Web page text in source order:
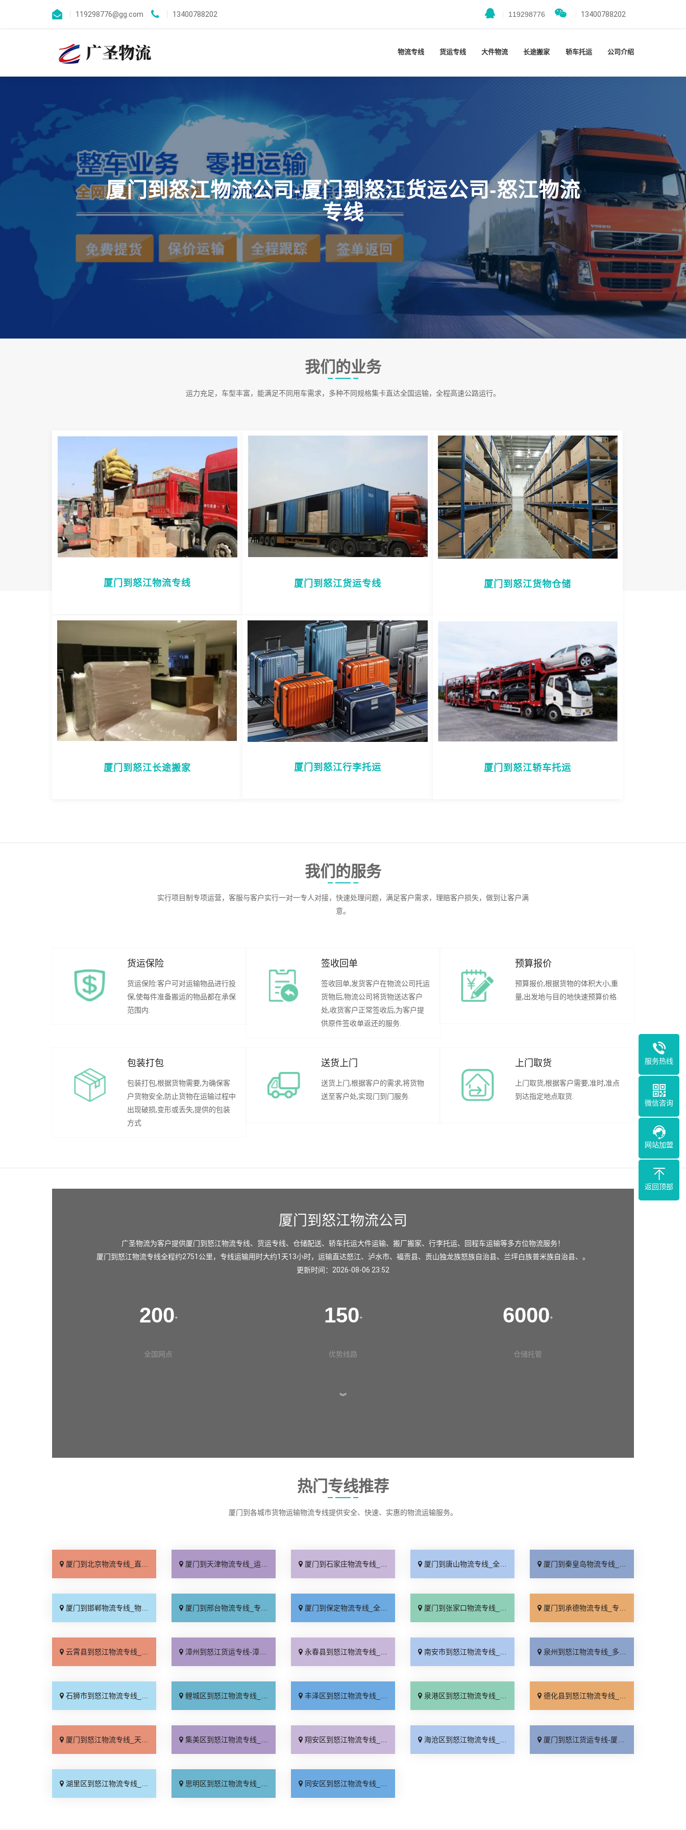
119298776@gg.com 13400788202 119298776 13400788202
物流专线 货运专线 大件物流 长途搬家 轿车托运 公司介绍
厦门到怒江物流公司-厦门到怒江货运公司-怒江物流
专线
我们的业务
运力充足，车型丰富，能满足不同用车需求，多种不同规格集卡直达全国运输，全程高速公路运行。
厦门到怒江物流专线 厦门到怒江货运专线 厦门到怒江货物仓储
厦门到怒江长途搬家 厦门到怒江行李托运 厦门到怒江轿车托运
我们的服务
实行项目制专项运营，客服与客户实行一对一专人对接，快速处理问题，满足客户需求，理赔客户损失，做到让客户满
意。
货运保险
货运保险:客户可对运输物品进行投
保,使每件准备搬运的物品都在承保
范围内.
签收回单
签收回单,发货客户在物流公司托运
货物后,物流公司将货物送达客户
处,收货客户正常签收后,为客户提
供原件签收单返还的服务.
预算报价
预算报价,根据货物的体积大小,重
量,出发地与目的地快速预算价格.
包装打包
包装打包,根据货物需要,为确保客
户货物安全,防止货物在运输过程中
出现破损,变形或丢失,提供的包装
方式
送货上门
送货上门,根据客户的需求,将货物
送至客户处,实现门到门服务.
上门取货
上门取货,根据客户需要,准时,准点
到达指定地点取货.
厦门到怒江物流公司
广圣物流为客户提供厦门到怒江物流专线、货运专线、仓储配送、轿车托运大件运输、搬厂搬家、行李托运、回程车运输等多方位物流服务！
厦门到怒江物流专线全程约2751公里，专线运输用时大约1天13小时，运输直达怒江、 泸水市、 福贡县、 贡山独龙族怒族自治县、 兰坪白族普米族自治县、。
更新时间：2026-08-06 23:52
200+
全国网点
150+
优势线路
6000+
仓储托管
︾
热门专线推荐
厦门到各城市货物运输物流专线提供安全、快速、实惠的物流运输服务。
厦门到北京物流专线_直达不中转「送货到门」 厦门到天津物流专线_运保时效「高效快运」 厦门到石家庄物流专线_准时准点「多少公里」 厦门到唐山物流专线_全境派送「收费介绍」 厦门到秦皇岛物流专线_高效运输「运保时效」
厦门到邯郸物流专线_物流拼车「全境配送」 厦门到邢台物流专线_专业靠谱「上门提货」 厦门到保定物流专线_全程直达「高效运输」 厦门到张家口物流专线_全境派送「多久能到」 厦门到承德物流专线_专业调车「合理收费」
云霄县到怒江物流专线_零担配货「运保时效」 漳州到怒江货运专线-漳州到怒江物流公司_资质齐全「门到门配送」 永春县到怒江物流专线_全程定位「运价实惠」 南安市到怒江物流专线_整车配货「计费标准」 泉州到怒江物流专线_多久时间「送货上门」
石狮市到怒江物流专线_费用多少「急你所需」 鲤城区到怒江物流专线_无需中转「损坏理赔」 丰泽区到怒江物流专线_送货上门「多年经验」 泉港区到怒江物流专线_门到门接送「多少公里」 德化县到怒江物流专线_直达到站「无需中转」
厦门到怒江物流专线_天天发车「快运直达」 集美区到怒江物流专线_费用多少「专线快运」 翔安区到怒江物流专线_直达往返「专线查询」 海沧区到怒江物流专线_实时跟踪 「保证时效」 厦门到怒江货运专线-厦门到怒江物流公司_全程定位「资质齐全」
湖里区到怒江物流专线_损坏理赔「高速快运」 思明区到怒江物流专线_快运直达「几天到达」 同安区到怒江物流专线_怎么收费「专线快运」
服务热线
微信咨询
网站加盟
返回顶部